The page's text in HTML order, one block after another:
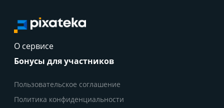
О сервисе
Бонусы для участников
Пользовательское соглашение
Политика конфиденциальности